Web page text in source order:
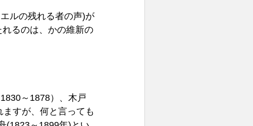
ルの残れる者の声)が
るのは、かの維新の
～1878）、木戸
すが、何と言っても